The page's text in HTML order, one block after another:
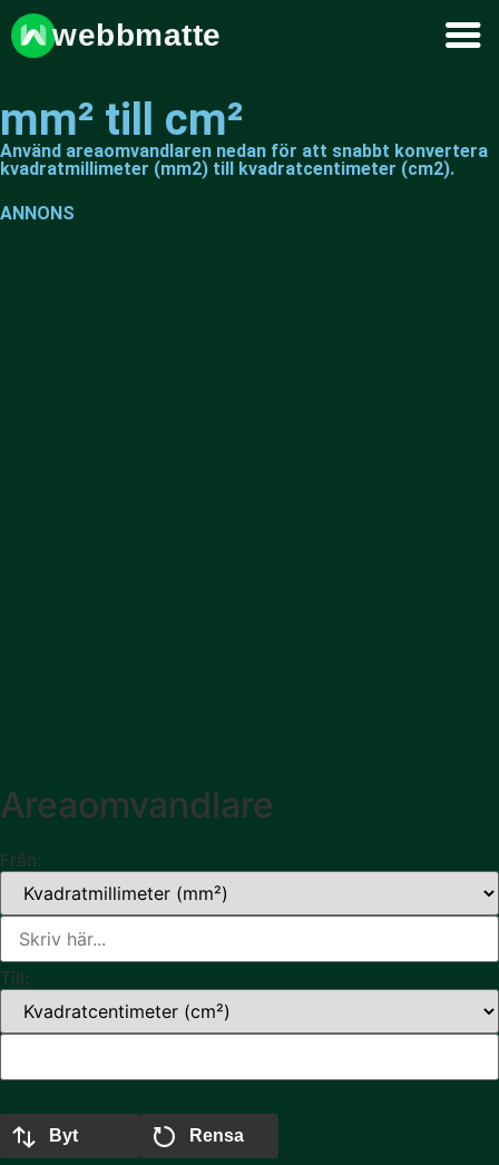
webbmatte
mm² till cm²
Använd areaomvandlaren nedan för att snabbt konvertera
kvadratmillimeter (mm2) till kvadratcentimeter (cm2).
ANNONS
Areaomvandlare
Från:
Till:
Byt Rensa